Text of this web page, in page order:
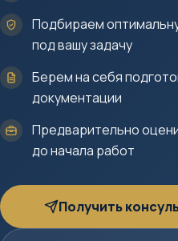
Подбираем
под вашу задачу
Берем на себя
документации
Предварительно
до начала работ
Получить